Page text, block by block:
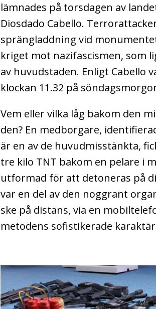
lämnades på torsdagen av
Diosdado Cabello.
sprängladdning vid
kriget mot nazifascismen, som
av huvudstaden. Enligt Cabello
klockan 11.32 på
Vem eller vilka låg bakom den
den? En medborgare,
är en av de huvudmisstänkta,
tre kilo TNT bakom en pelare i
utformad för att detoneras på
var en del av den noggrant
ske på distans, via en
metodens sofistikerade